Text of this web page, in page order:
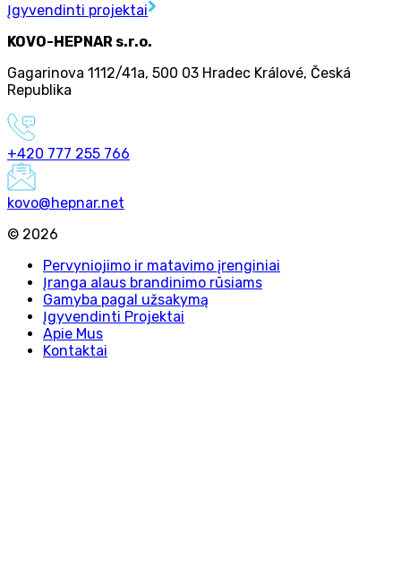
Įgyvendinti projektai
KOVO-HEPNAR s.r.o.
Gagarinova 1112/41a, 500 03 Hradec Králové, Česká
Republika
+420 777 255 766
kovo@hepnar.net
© 2026
Pervyniojimo ir matavimo įrenginiai
Įranga alaus brandinimo rūsiams
Gamyba pagal užsakymą
Įgyvendinti Projektai
Apie Mus
Kontaktai